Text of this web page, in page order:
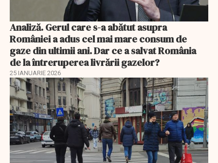
Analiză. Gerul care s-a abătut asupra
României a adus cel mai mare consum de
gaze din ultimii ani. Dar ce a salvat România
de la întreruperea livrării gazelor?
25 IANUARIE 2026